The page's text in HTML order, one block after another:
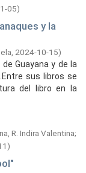
05)
y la
2024-10-15)
Guayana y de la
sus libros se
del libro en la
R. Indira Valentina;
)